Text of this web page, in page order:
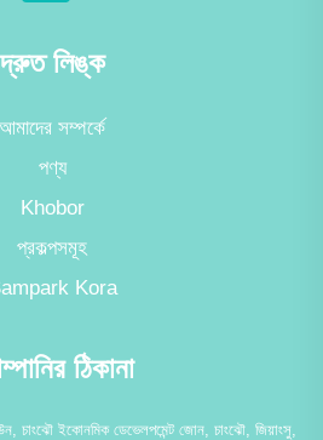
দ্রুত লিঙ্ক
আমাদের সম্পর্কে
পণ্য
Khobor
প্রকল্পসমূহ
Kora
ঠিকানা
চাংঝৌ ইকোনমিক ডেভেলপমেন্ট জোন, চাংঝৌ, জিয়াংসু,